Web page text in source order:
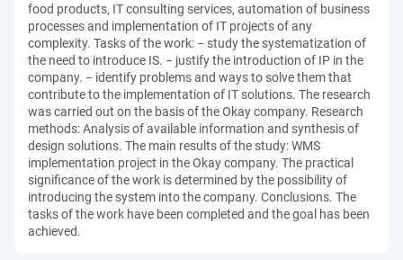
food products, IT consulting services, automation of business
processes and implementation of IT projects of any
complexity. Tasks of the work: − study the systematization of
the need to introduce IS. − justify the introduction of IP in the
company. − identify problems and ways to solve them that
contribute to the implementation of IT solutions. The research
was carried out on the basis of the Okay company. Research
methods: Аnalysis of available information and synthesis of
design solutions. The main results of the study: WMS
implementation project in the Okay company. The practical
significance of the work is determined by the possibility of
introducing the system into the company. Conclusions. The
tasks of the work have been completed and the goal has been
achieved.